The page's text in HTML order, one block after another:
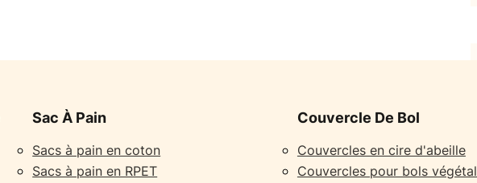
Sac À Pain
Sacs à pain en coton
Sacs à pain en RPET
Couvercle De Bol
Couvercles en cire d'abeille
Couvercles pour bols